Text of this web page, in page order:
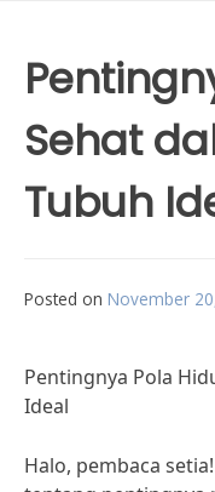
Sehat
Tubuh
Posted on November
Pentingnya Pola
Ideal
Halo, pembaca